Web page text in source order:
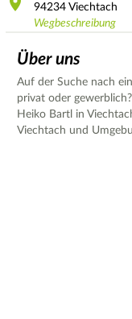
94234 Viechtach
Wegbeschreibung
Über uns
Auf der Suche nach
privat oder
Heiko Bartl in
Viechtach und